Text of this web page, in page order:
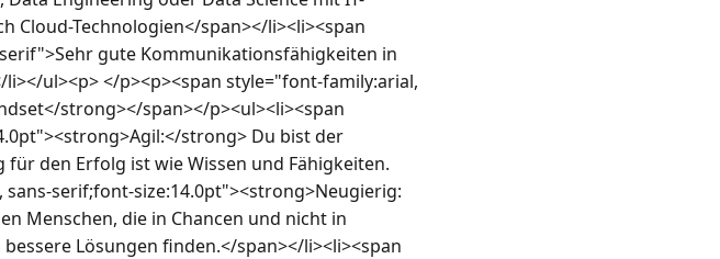
Cloud-Technologien</span></li><li><span
gute Kommunikationsfähigkeiten in
ul><p> </p><p><span style="font-family:arial,
strong></span></p><ul><li><span
strong> Du bist der
den Erfolg ist wie Wissen und Fähigkeiten.
serif;font-size:14.0pt"><strong>Neugierig:
Menschen, die in Chancen und nicht in
Lösungen finden.</span></li><li><span